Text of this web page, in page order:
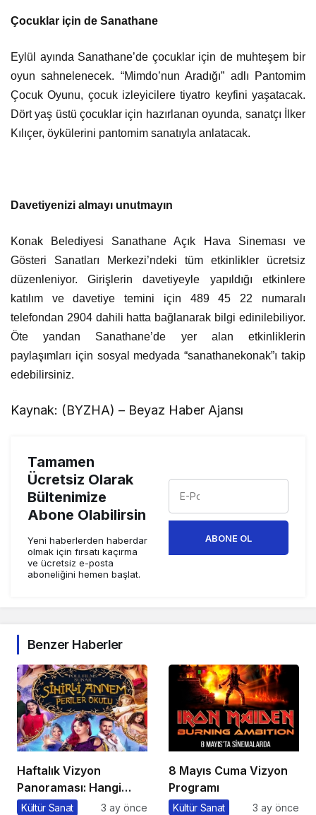
Çocuklar için de Sanathane
Eylül ayında Sanathane’de çocuklar için de muhteşem bir
oyun sahnelenecek. “Mimdo’nun Aradığı” adlı Pantomim
Çocuk Oyunu, çocuk izleyicilere tiyatro keyfini yaşatacak.
Dört yaş üstü çocuklar için hazırlanan oyunda, sanatçı İlker
Kılıçer, öykülerini pantomim sanatıyla anlatacak.
Davetiyenizi almayı unutmayın
Konak Belediyesi Sanathane Açık Hava Sineması ve
Gösteri Sanatları Merkezi’ndeki tüm etkinlikler ücretsiz
düzenleniyor. Girişlerin davetiyeyle yapıldığı etkinlere
katılım ve davetiye temini için 489 45 22 numaralı
telefondan 2904 dahili hatta bağlanarak bilgi edinilebiliyor.
Öte yandan Sanathane’de yer alan etkinliklerin
paylaşımları için sosyal medyada “sanathanekonak”ı takip
edebilirsiniz.
Kaynak: (BYZHA) – Beyaz Haber Ajansı
Tamamen
Ücretsiz Olarak
Bültenimize
Abone Olabilirsin
Yeni haberlerden haberdar
olmak için fırsatı kaçırma
ve ücretsiz e-posta
aboneliğini hemen başlat.
ABONE OL
Benzer Haberler
Haftalık Vizyon
Panoraması: Hangi
Filmi İzlemeli?
Kültür Sanat 3 ay önce
8 Mayıs Cuma Vizyon
Programı
Kültür Sanat 3 ay önce